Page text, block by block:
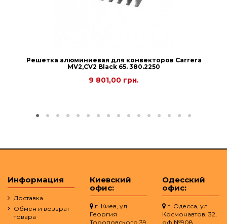
Решетка алюминиевая для конвекторов Carrera
МV2,СV2 Black 65. 380.2250
9 801,00 грн.
Информация
Доставка
Обмен и возврат
товара
Киевский
офис:
г. Киев, ул.
Георгия
Тороповского 39
Одесский
офис:
г. Одесса, ул.
Космонавтов, 32,
оф.№908